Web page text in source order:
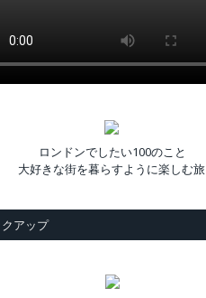
ロンドンでしたい100のこと
大好きな街を暮らすように楽しむ旅
クアップ